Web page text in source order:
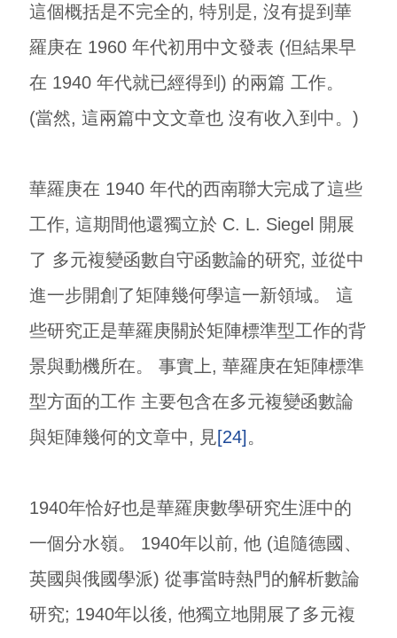
這個概括是不完全的, 特別是, 沒有提到華
羅庚在 1960 年代初用中文發表 (但結果早
在 1940 年代就已經得到) 的兩篇 工作。
(當然, 這兩篇中文文章也 沒有收入到 中。)
華羅庚在 1940 年代的西南聯大完成了這些
工作, 這期間他還獨立於 C. L. Siegel 開展
了 多元複變函數自守函數論的研究, 並從中
進一步開創了矩陣幾何學這一新領域。 這
些研究正是華羅庚關於矩陣標準型工作的背
景與動機所在。 事實上, 華羅庚在矩陣標準
型方面的工作 主要包含在多元複變函數論
與矩陣幾何的文章中, 見[24] 。
1940年恰好也是華羅庚數學研究生涯中的
一個分水嶺。 1940年以前, 他 (追隨德國、
英國與俄國學派) 從事當時熱門的解析數論
研究; 1940年以後, 他獨立地開展了多元複